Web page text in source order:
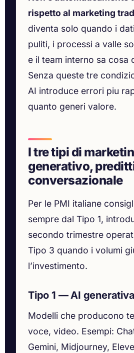
rispetto al marketing
diventa solo quando i
puliti, i processi a valle
e il team interno sa cosa
Senza queste tre
AI introduce errori piu
quanto generi valore.
I tre tipi di
generativo,
conversazionale
Per le PMI italiane
sempre dal Tipo 1,
secondo trimestre
Tipo 3 quando i volumi
l’investimento.
Tipo 1 — AI generativa
Modelli che producono
voce, video. Esempi:
Gemini, Midjourney,